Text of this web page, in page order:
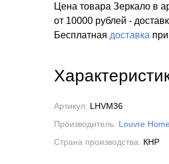
Цена товара Зеркало в
от 10000 рублей -
Бесплатная доставка
Артикул: LHVM36
Производитель: Louvre Home
Страна производства: КНР